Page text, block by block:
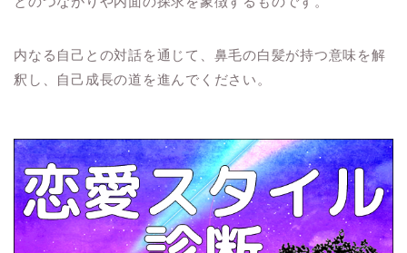
内なる自己との対話を通じて、鼻毛の白髪が持つ意味を解
釈し、自己成長の道を進んでください。